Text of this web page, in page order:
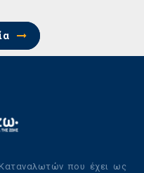
Καταναλωτών που έχει ως